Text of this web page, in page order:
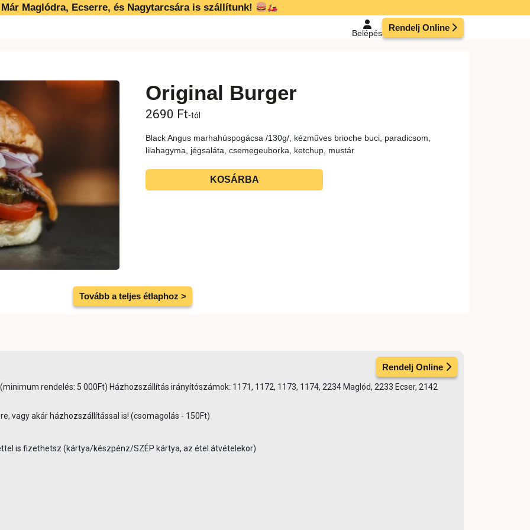
Már Maglódra, Ecserre, és Nagytarcsára is szállítunk!
Belépés
Rendelj Online
Original Burger
2690 Ft-tól
Black Angus marhahúspogácsa /130g/, kézműves brioche buci, paradicsom,
lilahagyma, jégsaláta, csemegeuborka, ketchup, mustár
KOSÁRBA
Tovább a teljes étlaphoz >
Rendelj Online
rendelés: 5 000Ft) Házhozszállítás irányítószámok: 1171, 1172, 1173, 1174, 2234 Maglód, 2233 Ecser, 2142
vagy akár házhozszállítással is! (csomagolás - 150Ft)
is fizethetsz (kártya/készpénz/SZÉP kártya, az étel átvételekor)